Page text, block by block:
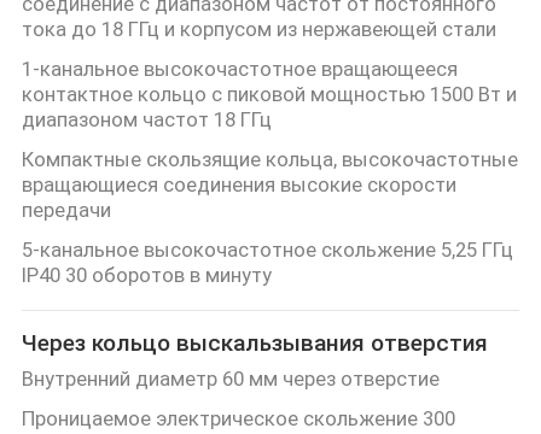
тока до 18 ГГц и корпусом из нержавеющей стали
1-канальное высокочастотное вращающееся
контактное кольцо с пиковой мощностью 1500 Вт и
диапазоном частот 18 ГГц
Компактные скользящие кольца, высокочастотные
вращающиеся соединения высокие скорости
передачи
5-канальное высокочастотное скольжение 5,25 ГГц
IP40 30 оборотов в минуту
Через кольцо выскальзывания отверстия
Внутренний диаметр 60 мм через отверстие
Проницаемое электрическое скольжение 300